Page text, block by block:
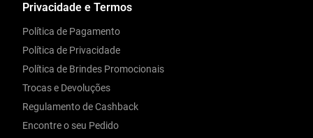
Privacidade e Termos
Política de Pagamento
Política de Privacidade
Política de Brindes Promocionais
Trocas e Devoluções
Regulamento de Cashback
Encontre o seu Pedido